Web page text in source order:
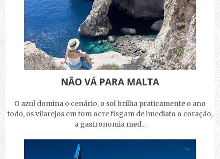
NÃO VÁ PARA MALTA
O azul domina o cenário, o sol brilha praticamente o ano
todo, os vilarejos em tom ocre fisgam de imediato o coração,
a gastronomia med...